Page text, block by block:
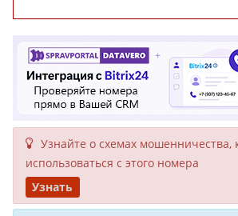
Узнайте о схемах мошенни­чества,
исполь­зоваться с этого номера
Узнать